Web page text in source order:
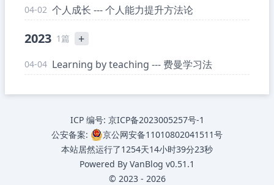
04-02 个人成长 --- 个人能力提升方法论
2023 1篇 +
04-04 Learning by teaching --- 费曼学习法
ICP 编号: 京ICP备2023005257号-1
公安备案:
京公网安备11010802041511号
本站居然运行了1254天14小时39分23秒
Powered By VanBlog v0.51.1
© 2023- 2026